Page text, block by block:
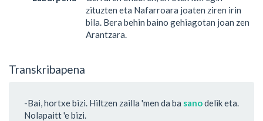
zituzten eta Nafarroara joaten ziren irin
bila. Bera behin baino gehiagotan joan zen
Arantzara.
Transkribapena
-Bai, hortxe bizi. Hiltzen zailla 'men da ba sanodelik eta.
Nolapaitt 'e bizi.